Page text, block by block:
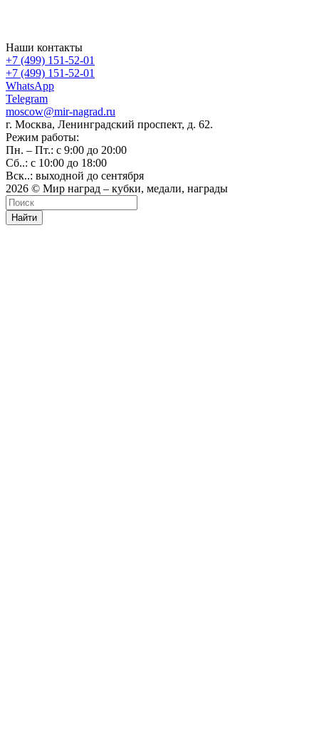
Наши контакты
+7 (499) 151-52-01
+7 (499) 151-52-01
WhatsApp
Telegram
moscow@mir-nagrad.ru
г. Москва, Ленинградский проспект, д. 62.
Режим работы:
Пн. – Пт.: с 9:00 до 20:00
Сб..: с 10:00 до 18:00
Вск..: выходной до сентября
2026 © Мир наград – кубки, медали, награды
Найти